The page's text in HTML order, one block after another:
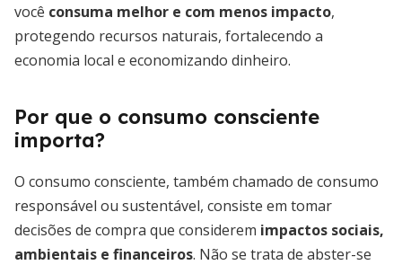
você consuma melhor e com menos impacto,
protegendo recursos naturais, fortalecendo a
economia local e economizando dinheiro.
Por que o consumo consciente
importa?
O consumo consciente, também chamado de consumo
responsável ou sustentável, consiste em tomar
decisões de compra que considerem impactos sociais,
ambientais e financeiros. Não se trata de abster-se